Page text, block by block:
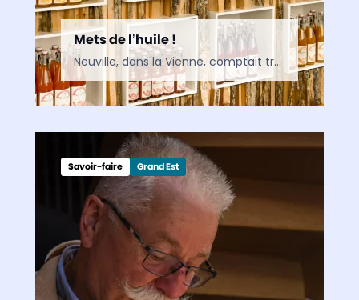
Mets de l’huile !
Neuville, dans la Vienne, comptait treize huileries jadis : il n’en reste plus qu’une. Un vrai trésor du patrimoine local ! Or, loin de rester confite dans le passé, l’entreprise survivante conjugue…
Savoir-faire Grand Est